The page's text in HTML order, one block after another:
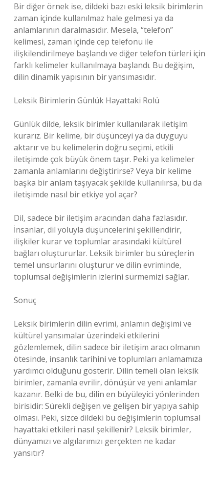
Bir diğer örnek ise, dildeki bazı eski leksik birimlerin
zaman içinde kullanılmaz hale gelmesi ya da
anlamlarının daralmasıdır. Mesela, “telefon”
kelimesi, zaman içinde cep telefonu ile
ilişkilendirilmeye başlandı ve diğer telefon türleri için
farklı kelimeler kullanılmaya başlandı. Bu değişim,
dilin dinamik yapısının bir yansımasıdır.
Leksik Birimlerin Günlük Hayattaki Rolü
Günlük dilde, leksik birimler kullanılarak iletişim
kurarız. Bir kelime, bir düşünceyi ya da duyguyu
aktarır ve bu kelimelerin doğru seçimi, etkili
iletişimde çok büyük önem taşır. Peki ya kelimeler
zamanla anlamlarını değiştirirse? Veya bir kelime
başka bir anlam taşıyacak şekilde kullanılırsa, bu da
iletişimde nasıl bir etkiye yol açar?
Dil, sadece bir iletişim aracından daha fazlasıdır.
İnsanlar, dil yoluyla düşüncelerini şekillendirir,
ilişkiler kurar ve toplumlar arasındaki kültürel
bağları oluştururlar. Leksik birimler bu süreçlerin
temel unsurlarını oluşturur ve dilin evriminde,
toplumsal değişimlerin izlerini sürmemizi sağlar.
Sonuç
Leksik birimlerin dilin evrimi, anlamın değişimi ve
kültürel yansımalar üzerindeki etkilerini
gözlemlemek, dilin sadece bir iletişim aracı olmanın
ötesinde, insanlık tarihini ve toplumları anlamamıza
yardımcı olduğunu gösterir. Dilin temeli olan leksik
birimler, zamanla evrilir, dönüşür ve yeni anlamlar
kazanır. Belki de bu, dilin en büyüleyici yönlerinden
birisidir: Sürekli değişen ve gelişen bir yapıya sahip
olması. Peki, sizce dildeki bu değişimlerin toplumsal
hayattaki etkileri nasıl şekillenir? Leksik birimler,
dünyamızı ve algılarımızı gerçekten ne kadar
yansıtır?